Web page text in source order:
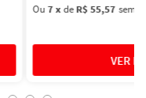
Ou7xdeR$ 55,57 sem